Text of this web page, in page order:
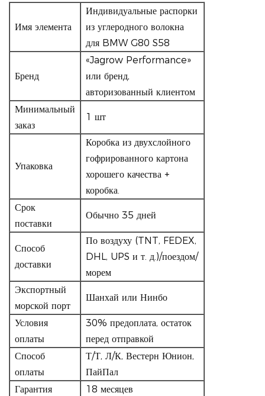
Имя элемента
Индивидуальные распорки
из углеродного волокна
для BMW G80 S58
Бренд
«Jagrow Performance»
или бренд,
авторизованный клиентом
Минимальный
заказ
1 шт
Упаковка
Коробка из двухслойного
гофрированного картона
хорошего качества +
коробка.
Срок
поставки
Обычно 35 дней
Способ
доставки
По воздуху (TNT, FEDEX,
DHL, UPS и т. д.)/поездом/
морем
Экспортный
морской порт
Шанхай или Нинбо
Условия
оплаты
30% предоплата, остаток
перед отправкой
Способ
оплаты
Т/Т, Л/К, Вестерн Юнион,
ПайПал
Гарантия
18 месяцев